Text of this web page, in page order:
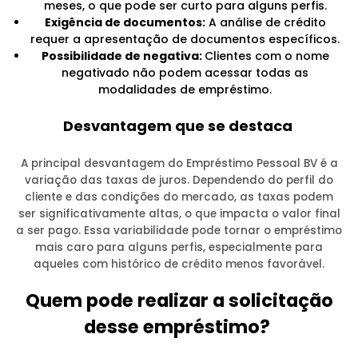
meses, o que pode ser curto para alguns perfis.
Exigência de documentos:A análise de crédito
requer a apresentação de documentos específicos.
Possibilidade de negativa: Clientes com o nome
negativado não podem acessar todas as
modalidades de empréstimo.
Desvantagem que se destaca
A principal desvantagem do Empréstimo Pessoal BV é a
variação das taxas de juros. Dependendo do perfil do
cliente e das condições do mercado, as taxas podem
ser significativamente altas, o que impacta o valor final
a ser pago. Essa variabilidade pode tornar o empréstimo
mais caro para alguns perfis, especialmente para
aqueles com histórico de crédito menos favorável.
Quem pode realizar a solicitação
desse empréstimo?